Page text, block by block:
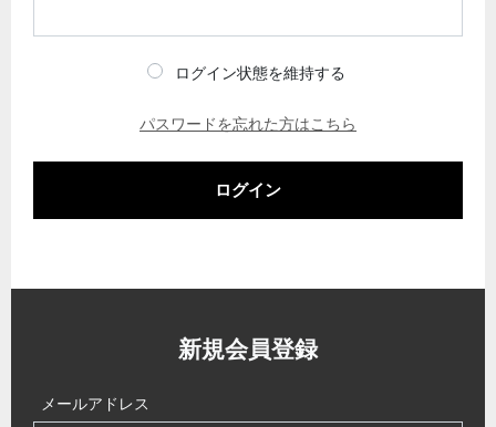
ログイン状態を維持する
パスワードを忘れた方はこちら
ログイン
新規会員登録
メールアドレス